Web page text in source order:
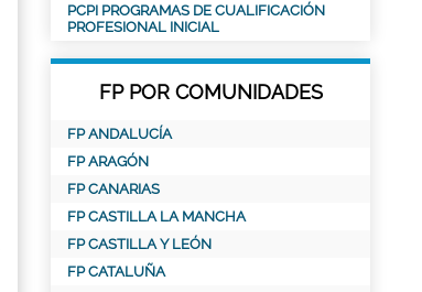
PCPI PROGRAMAS DE CUALIFICACIÓN
PROFESIONAL INICIAL
FP POR COMUNIDADES
FP ANDALUCÍA
FP ARAGÓN
FP CANARIAS
FP CASTILLA LA MANCHA
FP CASTILLA Y LEÓN
FP CATALUÑA